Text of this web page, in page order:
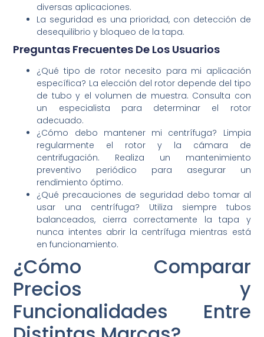
diversas aplicaciones.
La seguridad es una prioridad, con detección de
desequilibrio y bloqueo de la tapa.
Preguntas Frecuentes De Los Usuarios
¿Qué tipo de rotor necesito para mi aplicación
específica? La elección del rotor depende del tipo
de tubo y el volumen de muestra. Consulta con
un especialista para determinar el rotor
adecuado.
¿Cómo debo mantener mi centrífuga? Limpia
regularmente el rotor y la cámara de
centrifugación. Realiza un mantenimiento
preventivo periódico para asegurar un
rendimiento óptimo.
¿Qué precauciones de seguridad debo tomar al
usar una centrífuga? Utiliza siempre tubos
balanceados, cierra correctamente la tapa y
nunca intentes abrir la centrífuga mientras está
en funcionamiento.
¿Cómo Comparar
Precios y
Funcionalidades Entre